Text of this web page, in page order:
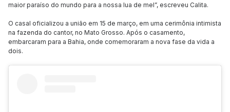
maior paraíso do mundo para a nossa lua de mel”, escreveu Calita.
O casal oficializou a união em 15 de março, em uma cerimônia intimista
na fazenda do cantor, no Mato Grosso. Após o casamento,
embarcaram para a Bahia, onde comemoraram a nova fase da vida a
dois.